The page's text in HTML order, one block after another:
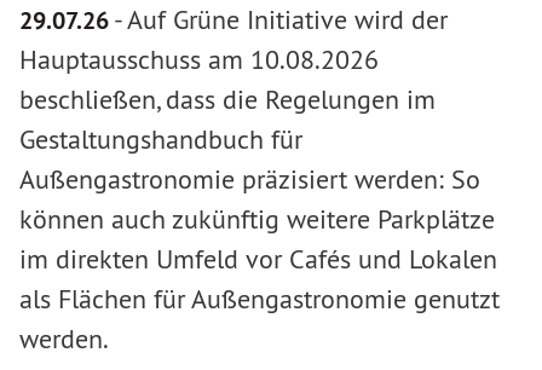
29.07.26-Auf Grüne Initiative wird der
Hauptausschuss am 10.08.2026
beschließen, dass die Regelungen im
Gestaltungshandbuch für
Außengastronomie präzisiert werden: So
können auch zukünftig weitere Parkplätze
im direkten Umfeld vor Cafés und Lokalen
als Flächen für Außengastronomie genutzt
werden.